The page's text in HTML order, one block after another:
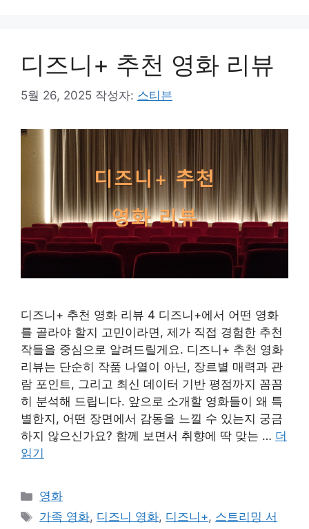
디즈니+ 추천 영화 리뷰
5월 26, 2025 작성자: 스티븐
디즈니+ 추천 영화 리뷰 4 디즈니+에서 어떤 영화
를 골라야 할지 고민이라면, 제가 직접 경험한 추천
작들을 중심으로 알려드릴게요. 디즈니+ 추천 영화
리뷰는 단순히 작품 나열이 아닌, 장르별 매력과 관
람 포인트, 그리고 최신 데이터 기반 평점까지 꼼꼼
히 분석해 드립니다. 앞으로 소개할 영화들이 왜 특
별한지, 어떤 장면에서 감동을 느낄 수 있는지 궁금
하지 않으신가요? 함께 보면서 취향에 딱 맞는 … 더
읽기
카
테
영화
태
가족 영화, 디즈니 영화, 디즈니+, 스트리밍 서